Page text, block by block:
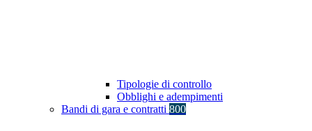
Tipologie di controllo
Obblighi e adempimenti
Bandi di gara e contratti 800